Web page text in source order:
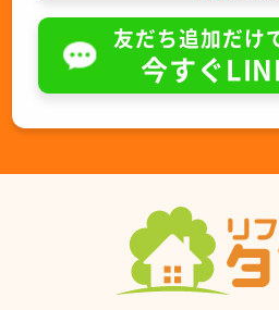
友だち追加だけ
今すぐ